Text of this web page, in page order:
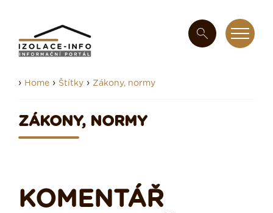
› Home › Štítky › Zákony, normy
ZÁKONY, NORMY
KOMENTÁŘ